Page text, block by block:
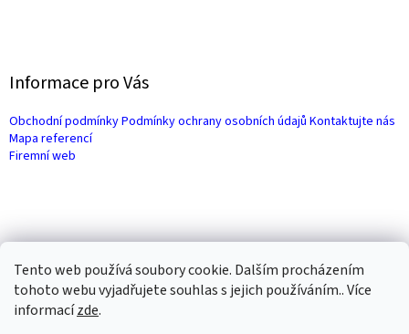
Tento web používá soubory cookie. Dalším procházením
tohoto webu vyjadřujete souhlas s jejich používáním.. Více
informacízde.
Informace pro Vás
Obchodní podmínkyPodmínky ochrany osobních údajů Kontaktujte nás
Mapa referencí
Firemní web